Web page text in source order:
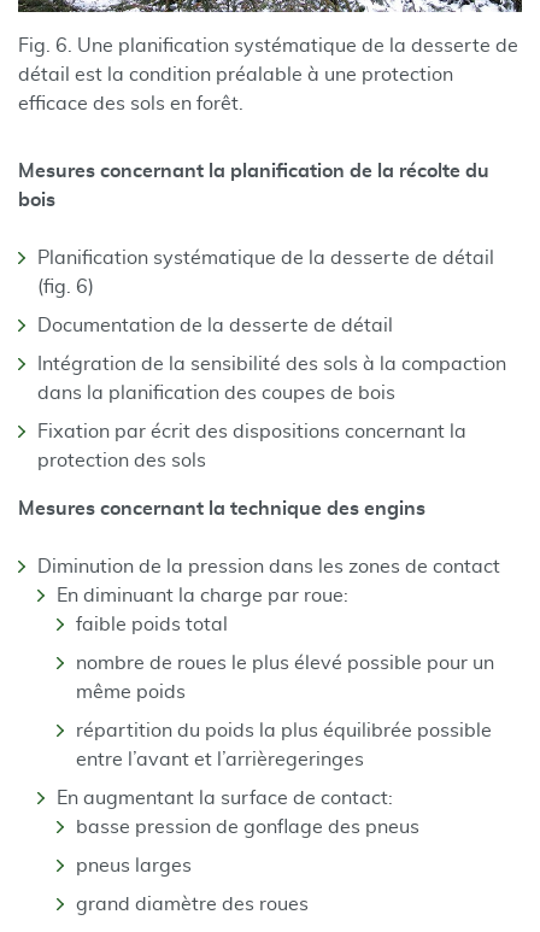
Fig. 6. Une planification systématique de la desserte de
détail est la condition préalable à une protection
efficace des sols en forêt.
Mesures concernant la planification de la récolte du
bois
Planification systématique de la desserte de détail
(fig. 6)
Documentation de la desserte de détail
Intégration de la sensibilité des sols à la compaction
dans la planification des coupes de bois
Fixation par écrit des dispositions concernant la
protection des sols
Mesures concernant la technique des engins
Diminution de la pression dans les zones de contact
En diminuant la charge par roue:
faible poids total
nombre de roues le plus élevé possible pour un
même poids
répartition du poids la plus équilibrée possible
entre l’avant et l’arrièregeringes
En augmentant la surface de contact:
basse pression de gonflage des pneus
pneus larges
grand diamètre des roues